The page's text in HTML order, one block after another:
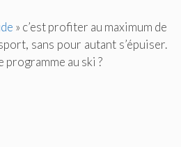
» c’est profiter au maximum de
sans pour autant s’épuiser.
programme au ski ?